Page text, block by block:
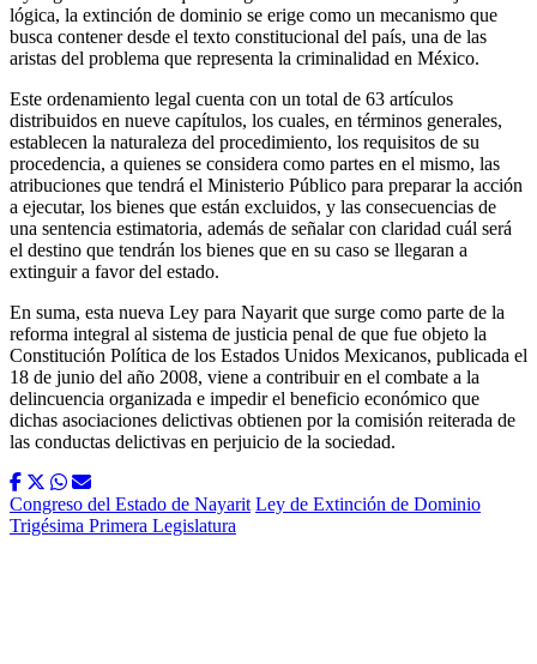
lógica, la extinción de dominio se erige como un mecanismo que
busca contener desde el texto constitucional del país, una de las
aristas del problema que representa la criminalidad en México.
Este ordenamiento legal cuenta con un total de 63 artículos
distribuidos en nueve capítulos, los cuales, en términos generales,
establecen la naturaleza del procedimiento, los requisitos de su
procedencia, a quienes se considera como partes en el mismo, las
atribuciones que tendrá el Ministerio Público para preparar la acción
a ejecutar, los bienes que están excluidos, y las consecuencias de
una sentencia estimatoria, además de señalar con claridad cuál será
el destino que tendrán los bienes que en su caso se llegaran a
extinguir a favor del estado.
En suma, esta nueva Ley para Nayarit que surge como parte de la
reforma integral al sistema de justicia penal de que fue objeto la
Constitución Política de los Estados Unidos Mexicanos, publicada el
18 de junio del año 2008, viene a contribuir en el combate a la
delincuencia organizada e impedir el beneficio económico que
dichas asociaciones delictivas obtienen por la comisión reiterada de
las conductas delictivas en perjuicio de la sociedad.
Congreso del Estado de Nayarit Ley de Extinción de Dominio
Trigésima Primera Legislatura